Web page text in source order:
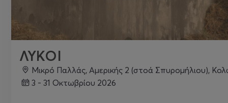
ΛΥΚΟΙ
Μικρό Παλλάς, Αμερικής 2 (στοά Σπυρομήλιου),
3 - 31 Οκτωβρίου 2026